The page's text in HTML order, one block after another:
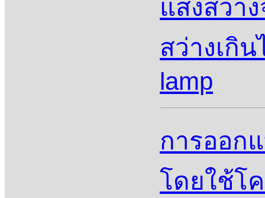
แสงสว่า
สว่างเกิ
lamp
การออก
โดยใช้โ